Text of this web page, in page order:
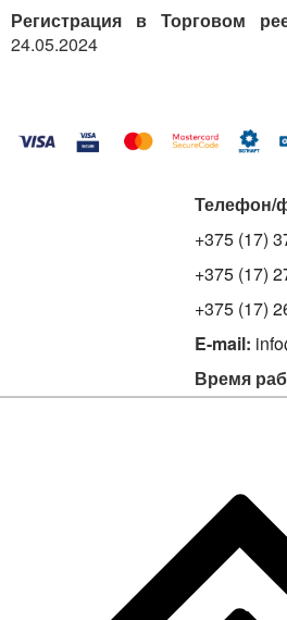
Регистрация в Торговом
24.05.2024
Телефон/
+375 (17)
+375 (17)
+375 (17)
E-mail:
Время